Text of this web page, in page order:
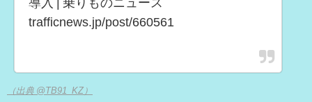
導入 | 乗りものニュース
trafficnews.jp/post/660561
（出典 @TB91_KZ）